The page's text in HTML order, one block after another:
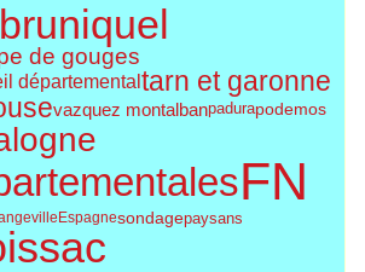
de gouges
départemental tarn et garonne
vazquez montalbanpadurapodemos
FN
Espagnesondagepaysans